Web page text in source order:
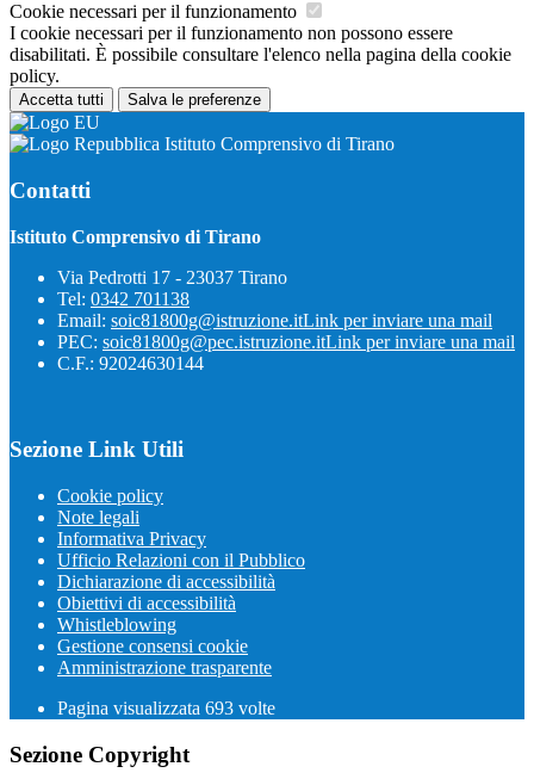
Cookie necessari per il funzionamento
I cookie necessari per il funzionamento non possono essere
disabilitati. È possibile consultare l'elenco nella pagina della cookie
policy.
Accetta tutti Salva le preferenze
Istituto Comprensivo di Tirano
Contatti
Istituto Comprensivo di Tirano
Via Pedrotti 17 - 23037 Tirano
Tel: 0342 701138
Email: soic81800g@istruzione.itLink per inviare una mail
PEC: soic81800g@pec.istruzione.itLink per inviare una mail
C.F.: 92024630144
Sezione Link Utili
Cookie policy
Note legali
Informativa Privacy
Ufficio Relazioni con il Pubblico
Dichiarazione di accessibilità
Obiettivi di accessibilità
Whistleblowing
Gestione consensi cookie
Amministrazione trasparente
Pagina visualizzata 693 volte
Sezione Copyright